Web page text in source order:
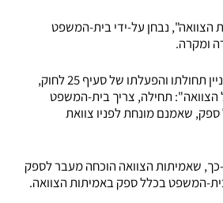
הצוואה", נבחן על-ידי בית-המשפט
ומקרה.
"שאלת כל השאלות לעניין תחולתו והפעלתו של סעיף 25 לחוק,
הצוואה": תחילה, צריך בית-המשפט
שאמנם מונחת לפניו צוואת
על-כך, שאמיתות הצוואה הוכחה מעבר לספק
המשפט בכלל ספק באמיתות הצוואה.